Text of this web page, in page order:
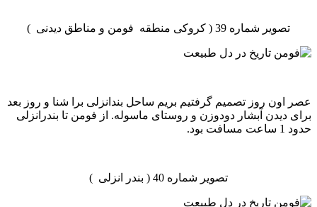
تصویر شماره 39 ( کروکی منطقه فومن و مناطق دیدنی )
عصر اون روز تصمیم گرفتیم بریم ساحل بندانزلی برا شنا و روز بعد
برای دیدن آبشار دودوزن و روستای ماسوله. از فومن تا بندرانزلی
حدود 1 ساعت مسافت بود.
تصویر شماره 40 ( بندر انزلی )